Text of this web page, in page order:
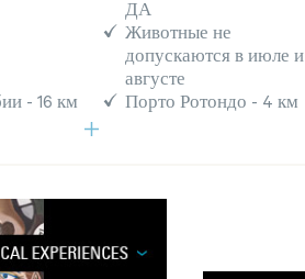
ДА
Животные не
допускаются в июле и
августе
- 16 км
Порто Ротондо - 4 км